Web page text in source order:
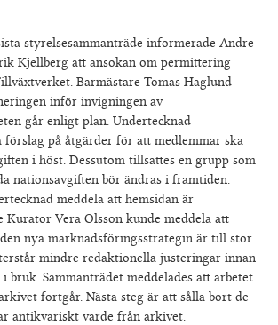
styrelsesammanträde informerade Andre
Kjellberg att ansökan om permittering
Barmästare Tomas Haglund
inför invigningen av
går enligt plan. Undertecknad
förslag på åtgärder för att medlemmar ska
i höst. Dessutom tillsattes en grupp som
nationsavgiften bör ändras i framtiden.
meddela att hemsidan är
Kurator Vera Olsson kunde meddela att
nya marknadsföringsstrategin är till stor
mindre redaktionella justeringar innan
bruk. Sammanträdet meddelades att arbetet
fortgår. Nästa steg är att sålla bort de
antikvariskt värde från arkivet.